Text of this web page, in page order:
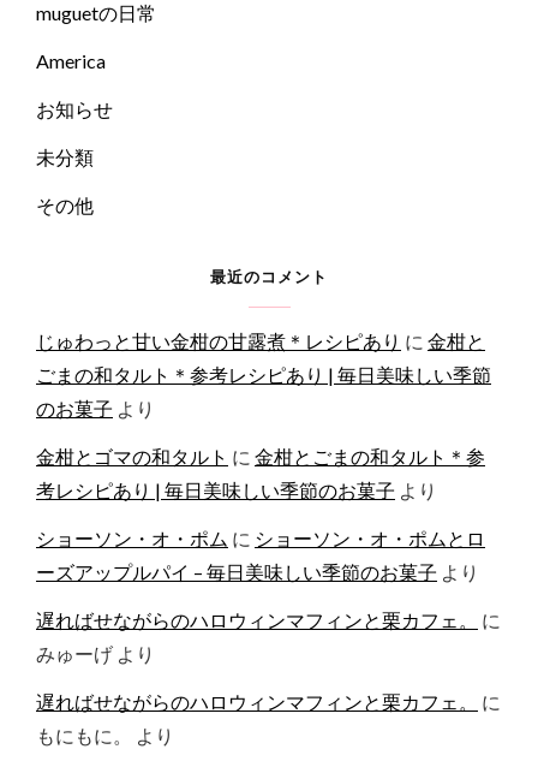
muguetの日常
America
お知らせ
未分類
その他
最近のコメント
じゅわっと甘い金柑の甘露煮＊レシピあり に 金柑と
ごまの和タルト＊参考レシピあり | 毎日美味しい季節
のお菓子 より
金柑とゴマの和タルト に 金柑とごまの和タルト＊参
考レシピあり | 毎日美味しい季節のお菓子 より
ショーソン・オ・ポム に ショーソン・オ・ポムとロ
ーズアップルパイ – 毎日美味しい季節のお菓子 より
遅ればせながらのハロウィンマフィンと栗カフェ。
に
みゅーげ より
遅ればせながらのハロウィンマフィンと栗カフェ。
に
もにもに。
より